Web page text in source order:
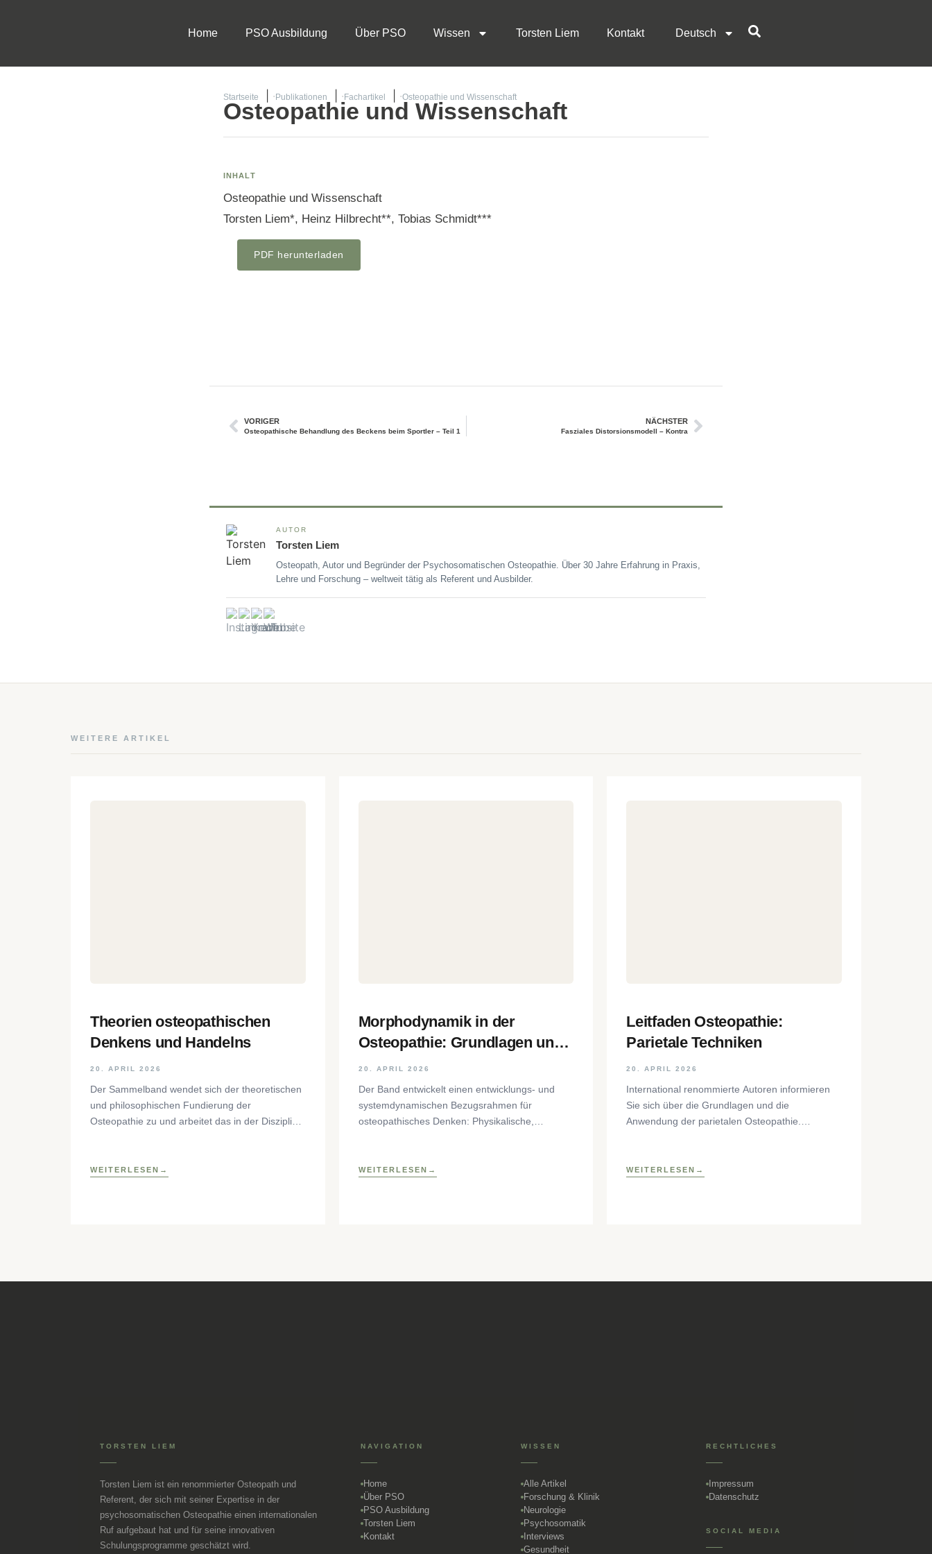
Home PSO Ausbildung Über PSO Wissen Torsten Liem Kontakt Deutsch
Startseite Publikationen Fachartikel Osteopathie und Wissenschaft
Osteopathie und Wissenschaft
INHALT
Osteopathie und Wissenschaft
Torsten Liem*, Heinz Hilbrecht**, Tobias Schmidt***
PDF herunterladen
VORIGER
Osteopathische Behandlung des Beckens beim Sportler – Teil 1
NÄCHSTER
Fasziales Distorsionsmodell – Kontra
AUTOR
Torsten Liem
Osteopath, Autor und Begründer der Psychosomatischen Osteopathie. Über 30 Jahre Erfahrung in Praxis,
Lehre und Forschung – weltweit tätig als Referent und Ausbilder.
WEITERE ARTIKEL
Theorien osteopathischen
Denkens und Handelns
20. APRIL 2026
Der Sammelband wendet sich der theoretischen
und philosophischen Fundierung der
Osteopathie zu und arbeitet das in der Disziplin
WEITERLESEN
Morphodynamik in der
Osteopathie: Grundlagen und
Anwendung am Beispiel der
kranialen Sphäre
20. APRIL 2026
Der Band entwickelt einen entwicklungs- und
systemdynamischen Bezugsrahmen für
osteopathisches Denken: Physikalische,
Gewebedynamik werden zusammengeführt, um
WEITERLESEN
Leitfaden Osteopathie:
Parietale Techniken
20. APRIL 2026
International renommierte Autoren informieren
Sie sich über die Grundlagen und die
Anwendung der parietalen Osteopathie.
der diagnostischen
WEITERLESEN
TORSTEN LIEM
Torsten Liem ist ein renommierter Osteopath und
Referent, der sich mit seiner Expertise in der
psychosomatischen Osteopathie einen internationalen
Ruf aufgebaut hat und für seine innovativen
Schulungsprogramme geschätzt wird.
NAVIGATION
Home
Über PSO
PSO Ausbildung
Torsten Liem
Kontakt
WISSEN
Alle Artikel
Forschung & Klinik
Neurologie
Psychosomatik
Interviews
Gesundheit
RECHTLICHES
Impressum
Datenschutz
SOCIAL MEDIA